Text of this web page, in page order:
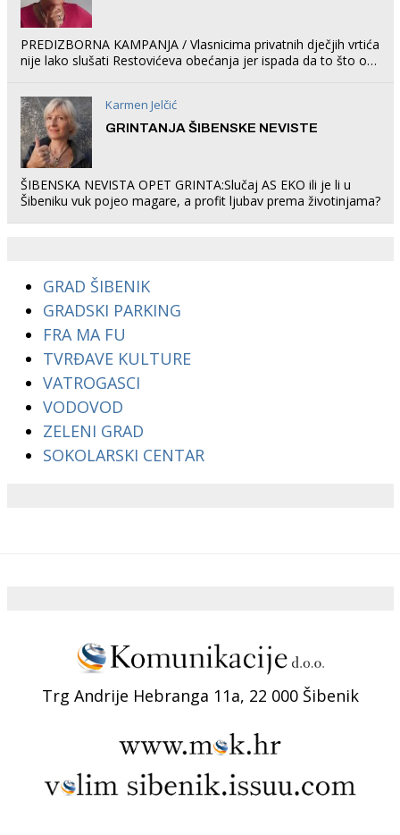
PREDIZBORNA KAMPANJA / Vlasnicima privatnih dječjih vrtića
nije lako slušati Restovićeva obećanja jer ispada da to što oni
Karmen Jelčić
GRINTANJA ŠIBENSKE NEVISTE
ŠIBENSKA NEVISTA OPET GRINTA:Slučaj AS EKO ili je li u
Šibeniku vuk pojeo magare, a profit ljubav prema životinjama?
GRAD ŠIBENIK
GRADSKI PARKING
FRA MA FU
TVRĐAVE KULTURE
VATROGASCI
VODOVOD
ZELENI GRAD
SOKOLARSKI CENTAR
Trg Andrije Hebranga 11a, 22 000 Šibenik